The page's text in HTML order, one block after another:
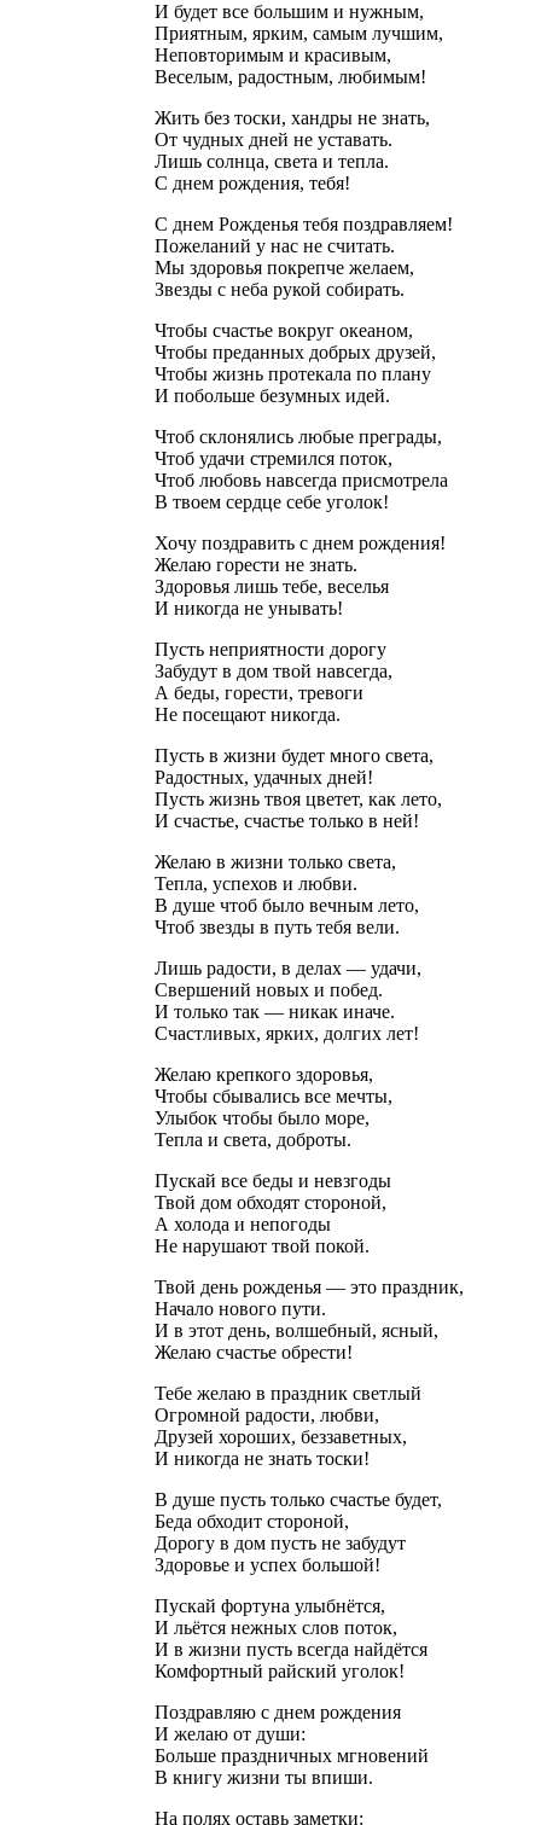
И будет все большим и нужным,
Приятным, ярким, самым лучшим,
Неповторимым и красивым,
Веселым, радостным, любимым!
Жить без тоски, хандры не знать,
От чудных дней не уставать.
Лишь солнца, света и тепла.
С днем рождения, тебя!
С днем Рожденья тебя поздравляем!
Пожеланий у нас не считать.
Мы здоровья покрепче желаем,
Звезды с неба рукой собирать.
Чтобы счастье вокруг океаном,
Чтобы преданных добрых друзей,
Чтобы жизнь протекала по плану
И побольше безумных идей.
Чтоб склонялись любые преграды,
Чтоб удачи стремился поток,
Чтоб любовь навсегда присмотрела
В твоем сердце себе уголок!
Хочу поздравить с днем рождения!
Желаю горести не знать.
Здоровья лишь тебе, веселья
И никогда не унывать!
Пусть неприятности дорогу
Забудут в дом твой навсегда,
А беды, горести, тревоги
Не посещают никогда.
Пусть в жизни будет много света,
Радостных, удачных дней!
Пусть жизнь твоя цветет, как лето,
И счастье, счастье только в ней!
Желаю в жизни только света,
Тепла, успехов и любви.
В душе чтоб было вечным лето,
Чтоб звезды в путь тебя вели.
Лишь радости, в делах — удачи,
Свершений новых и побед.
И только так — никак иначе.
Счастливых, ярких, долгих лет!
Желаю крепкого здоровья,
Чтобы сбывались все мечты,
Улыбок чтобы было море,
Тепла и света, доброты.
Пускай все беды и невзгоды
Твой дом обходят стороной,
А холода и непогоды
Не нарушают твой покой.
Твой день рожденья — это праздник,
Начало нового пути.
И в этот день, волшебный, ясный,
Желаю счастье обрести!
Тебе желаю в праздник светлый
Огромной радости, любви,
Друзей хороших, беззаветных,
И никогда не знать тоски!
В душе пусть только счастье будет,
Беда обходит стороной,
Дорогу в дом пусть не забудут
Здоровье и успех большой!
Пускай фортуна улыбнётся,
И льётся нежных слов поток,
И в жизни пусть всегда найдётся
Комфортный райский уголок!
Поздравляю с днем рождения
И желаю от души:
Больше праздничных мгновений
В книгу жизни ты впиши.
На полях оставь заметки: